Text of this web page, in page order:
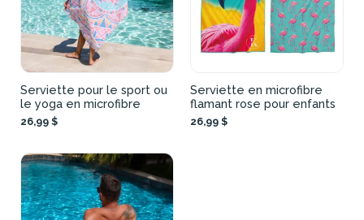
Serviette pour le sport ou
le yoga en microfibre
26,99 $
Serviette en microfibre
flamant rose pour enfants
26,99 $